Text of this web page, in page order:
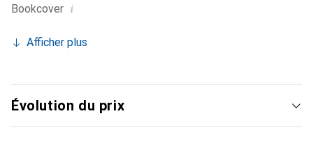
Bookcover i
Afficher plus
Évolution du prix